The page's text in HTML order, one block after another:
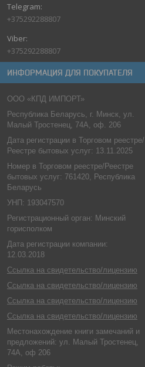
+375292288807
+375292288807
ИНФОРМАЦИЯ ДЛЯ ПОКУПАТЕЛЯ
ООО «КПД ИМПОРТ»
Республика Беларусь, г. Минск, ул.
Малый Тростенец, 74А, оф. 206
Дата регистрации в Торговом реестре/
Реестре бытовых услуг: 13.11.2025
Номер в Торговом реестре/Реестре
бытовых услуг: 761420, Республика
Беларусь
УНП: 193047570
Регистрационный орган: Минский
горисполком
Дата регистрации компании:
12.03.2018
Ссылка на свидетельство/лицензию
Ссылка на свидетельство/лицензию
Ссылка на свидетельство/лицензию
Ссылка на свидетельство/лицензию
Местонахождение книги замечаний и
предложений: ул. Малый Тростенец,
74А, оф 206